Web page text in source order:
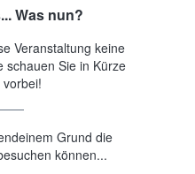
Was nun?
Veranstaltung keine
schauen Sie in Kürze
Grund die
können...